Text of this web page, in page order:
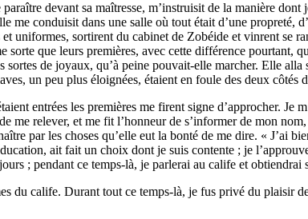
devant sa maîtresse, m’instruisit de la manière
me conduisit dans une salle où tout était d’une propreté,
et uniformes, sortirent du cabinet de Zobéide et vinrent
sorte que leurs premières, avec cette différence
de joyaux, qu’à peine pouvait-elle marcher. Elle
un peu plus éloignées, étaient en foule des deux côtés
entrées les premières me firent signe d’approcher.
me relever, et me fit l’honneur de s’informer de mon
par les choses qu’elle eut la bonté de me dire. « J’ai
ait fait un choix dont je suis contente ; je
; pendant ce temps-là, je parlerai au calife et
du calife. Durant tout ce temps-là, je fus privé du plaisir